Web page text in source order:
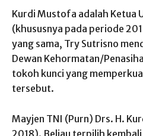
Kurdi Mustofa adalah Ketua
(khususnya pada periode
yang sama, Try Sutrisno
Dewan Kehormatan/
tokoh kunci yang
tersebut.
Mayjen TNI (Purn) Drs. H.